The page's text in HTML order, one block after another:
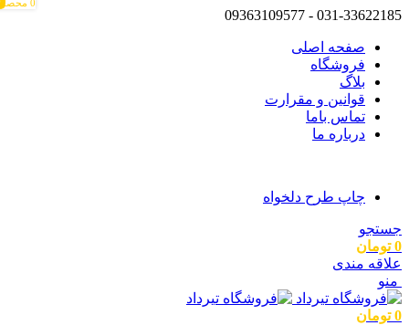
031-33622185 - 09363109577
صفحه اصلی
فروشگاه
بلاگ
قوانین و مقرارت
تماس باما
درباره ما
چاپ طرح دلخواه
جستجو
0
0 تومان
علاقه مندی
منو
0 تومان